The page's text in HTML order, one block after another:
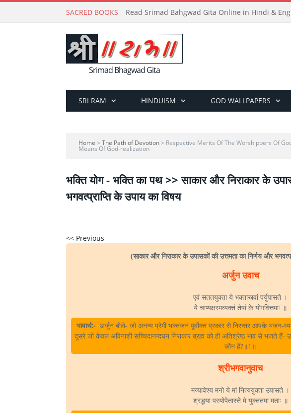
SACRED BOOKS Read Srimad Bahgwad Gita Online in Hindi &
Srimad Bhagwad Gita
SRI RAM HINDUISM GOD WALLPAPERS
Home > The Path of Devotion> Respective Merits Of The Worshippers Of
Means Of God-realization
भक्ति योग - भक्ति का पथ >> साकार और निराकार के
भगवत्प्राप्ति के उपाय का विषय
<< Previous
(साकार और निराकार के उपासकों की उत्तमता का निर्णय और
अर्जुन उवाच
एवं सततयुक्ता ये भक्तास्त्वां पर्युपासते ।
ये चाप्यक्षरमव्यक्तं तेषां के योगवित्तमाः ॥
भावार्थ:- अर्जुन बोले- जो अनन्य प्रेमी भक्तजन पूर्वोक्त प्रकार से निरन्तर आपके
दूसरे जो केवल अविनाशी सच्चिदानन्दघन निराकार ब्रह्म को ही अतिश्रेष्ठ भाव से भजते हैं-
कौन हैं?॥1॥
श्रीभगवानुवाच
मय्यावेश्य मनो ये मां नित्ययुक्ता उपासते ।
श्रद्धया परयोपेतास्ते मे युक्ततमा मताः ॥